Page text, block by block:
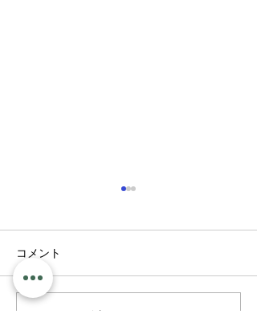
最近のこと
コメント